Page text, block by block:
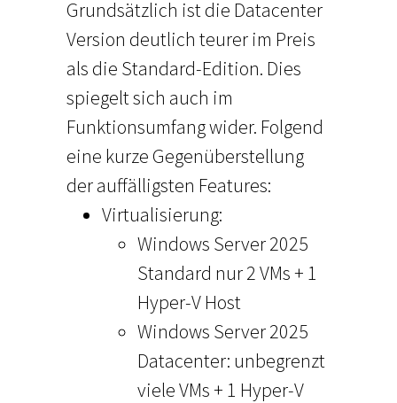
Grundsätzlich ist die Datacenter
Version deutlich teurer im Preis
als die Standard-Edition. Dies
spiegelt sich auch im
Funktionsumfang wider. Folgend
eine kurze Gegenüberstellung
der auffälligsten Features:
Virtualisierung:
Windows Server 2025
Standard nur 2 VMs + 1
Hyper-V Host
Windows Server 2025
Datacenter: unbegrenzt
viele VMs + 1 Hyper-V